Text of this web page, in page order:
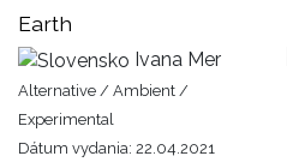
Earth
Ivana Mer
Alternative / Ambient /
Experimental
Dátum vydania: 22.04.2021